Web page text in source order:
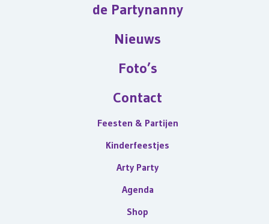
de Partynanny
Nieuws
Foto’s
Contact
Feesten & Partijen
Kinderfeestjes
Arty Party
Agenda
Shop